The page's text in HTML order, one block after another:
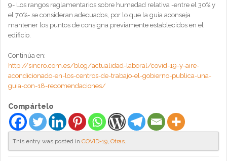
9- Los rangos reglamentarios sobre humedad relativa -entre el 30% y
el 70%- se consideran adecuados, por lo que la guía aconseja
mantener los puntos de consigna previamente establecidos en el
edificio.
Continúa en:
http://sincro.com.es/blog/actualidad-laboral/covid-19-y-aire-
acondicionado-en-los-centros-de-trabajo-el-gobierno-publica-una-
guia-con-18-recomendaciones/
Compártelo
This entry was posted in COVID-19, Otras.